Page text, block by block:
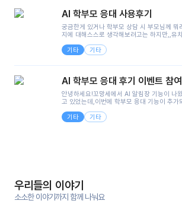
AI 학부모 응대 사용후기
궁금한게 있거나 학부모 상담 시 부모님께 뭐
지에 대해스스로 생각해보려고는 하지만,,유
려니 어려울때가...^^(저만 그런거 아니죠 ㅜ
피티나 제미나이는 몇세이고 여자인지 남자
정보를 제공하면서 물어봐야할 때가 있어그
으셔서 고민이 됐는데ai 학부모 응대를 써볼
면..)그리고 제가 신입 때 이게 있었더라면 ㅜ
좋은거 같아요지금은 그래도 아이들이 잘 이
말 어려워서 항상다른 선생님들께 도움을 요
쓸 때도 좀 도움이 되는 거 같아요!
기타 기타
AI 학부모 응대 후기 이벤트 참
안녕하세요!꼬망세에서 AI 알림장 기능이 나
고 있었는데,이번에 학부모 응대 기능이 추가
님 응대에 더 많은 부담을 느끼고 있습니다 ㅠ
겪은 일과 학부모님께 전달드렸던 내용을 함
을 많이 하는데,꼬망봇 덕분에 고민하는 시간
안심시킬 수 있었습니다.이 부분은 꼬망봇이
입니다.학부모님께 전화를 드리기 전에, 내용
성 있는 교사가 되어 대화를 나눌 수 있었습
기타 기타
우리들의 이야기
소소한 이야기까지 함께 나눠요